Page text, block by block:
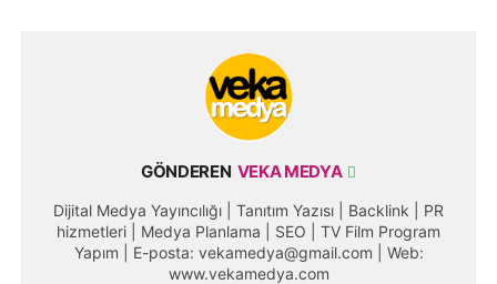
GÖNDEREN VEKA MEDYA
Dijital Medya Yayıncılığı | Tanıtım Yazısı | Backlink | PR
hizmetleri | Medya Planlama | SEO | TV Film Program
Yapım | E-posta: vekamedya@gmail.com | Web:
www.vekamedya.com